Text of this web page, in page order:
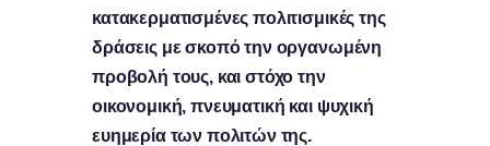
κατακερματισμένες πολιτισμικές της
δράσεις με σκοπό την οργανωμένη
προβολή τους, και στόχο την
οικονομική, πνευματική και ψυχική
ευημερία των πολιτών της.